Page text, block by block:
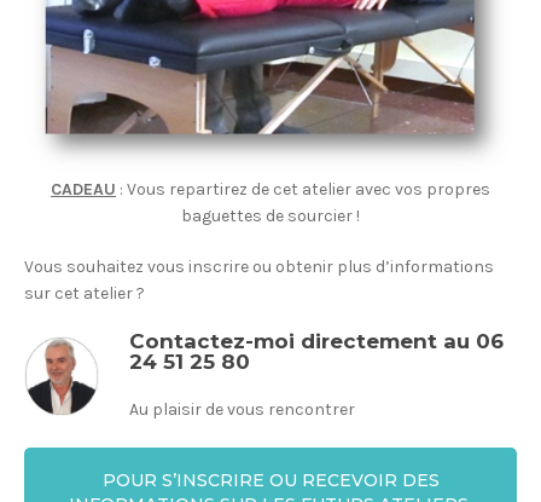
CADEAU : Vous repartirez de cet atelier avec vos propres
baguettes de sourcier !
Vous souhaitez vous inscrire ou obtenir plus d’informations
sur cet atelier ?
Contactez-moi directement au 06
24 51 25 80
Au plaisir de vous rencontrer
POUR S’INSCRIRE OU RECEVOIR DES